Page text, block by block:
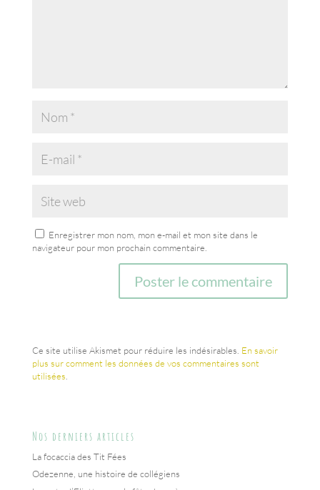
Enregistrer mon nom, mon e-mail et mon site dans le
navigateur pour mon prochain commentaire.
Ce site utilise Akismet pour réduire les indésirables. En savoir
plus sur comment les données de vos commentaires sont
utilisées
Nos derniers articles
La focaccia des Tit Fées
Odezenne, une histoire de collégiens